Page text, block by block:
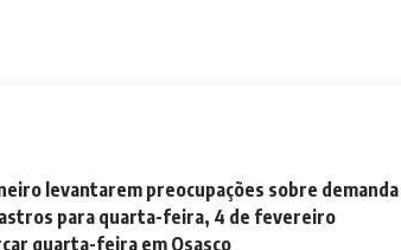
levantarem preocupações sobre demanda
para quarta-feira, 4 de fevereiro
quarta-feira em Osasco